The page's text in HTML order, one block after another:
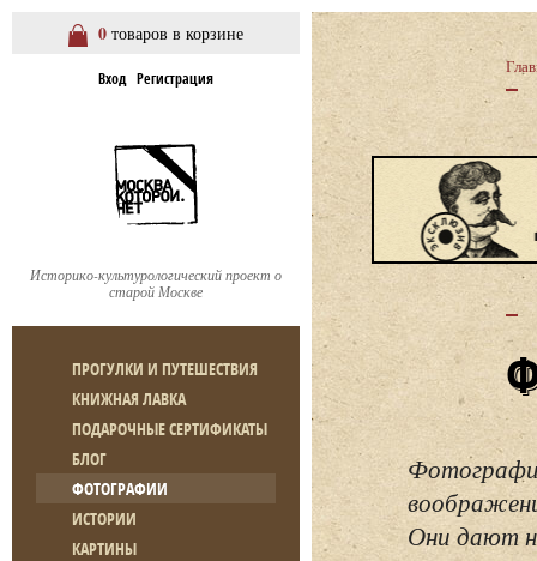
0 товаров в корзине
Вход Регистрация
Историко-культурологический проект о
старой Москве
ПРОГУЛКИ И ПУТЕШЕСТВИЯ
КНИЖНАЯ ЛАВКА
ПОДАРОЧНЫЕ СЕРТИФИКАТЫ
БЛОГ
ФОТОГРАФИИ
ИСТОРИИ
КАРТИНЫ
Они дают